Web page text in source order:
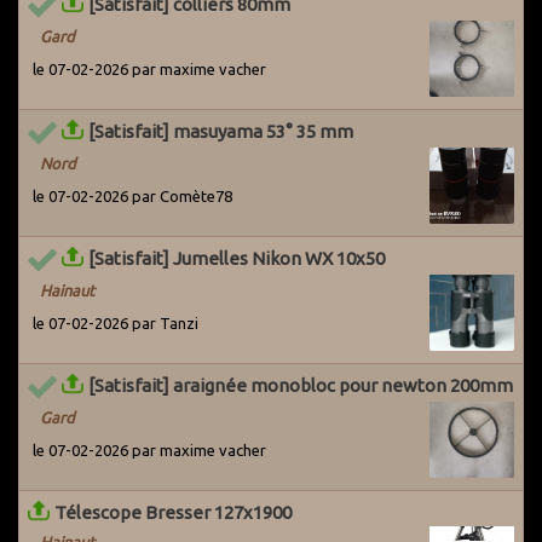
utilisateurs actifs du Grenier pour les avertir du problème. Par
ailleurs, des systèmes ont été mis en place pour détecter les
[Satisfait] colliers 80mm
Gard
le 07-02-2026 par maxime vacher
[Satisfait] masuyama 53° 35 mm
Nord
le 07-02-2026 par Comète78
[Satisfait] Jumelles Nikon WX 10x50
Hainaut
le 07-02-2026 par Tanzi
[Satisfait] araignée monobloc pour newton 200mm
Gard
le 07-02-2026 par maxime vacher
Télescope Bresser 127x1900